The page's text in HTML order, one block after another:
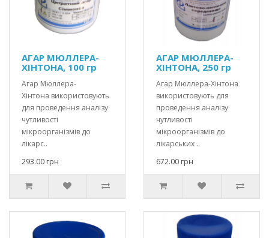
АГАР МЮЛЛЕРА-
ХІНТОНА, 100 гр
Агар Мюллера-
Хінтона використовують
для проведення аналізу
чутливості
мікроорганізмів до
лікарс..
293.00 грн
АГАР МЮЛЛЕРА-
ХІНТОНА, 250 гр
Агар Мюллера-Хінтона
використовують для
проведення аналізу
чутливості
мікроорганізмів до
лікарських ..
672.00 грн